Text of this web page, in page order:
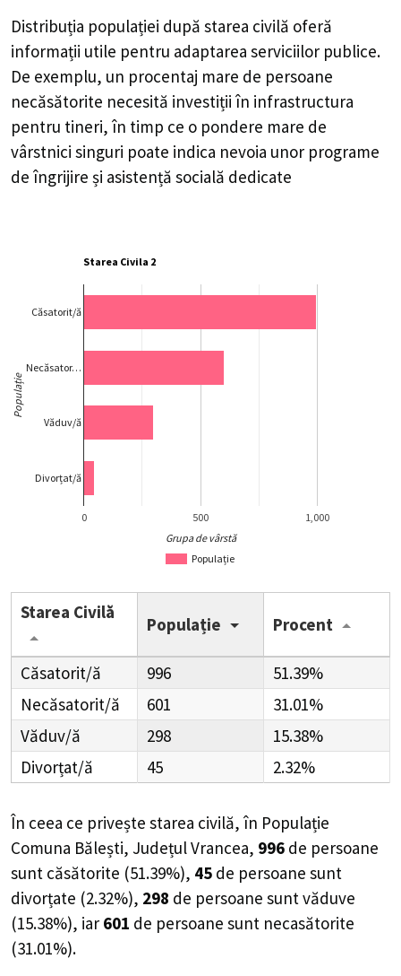
Distribuția populației după starea civilă oferă
informații utile pentru adaptarea serviciilor publice.
De exemplu, un procentaj mare de persoane
necăsătorite necesită investiții în infrastructura
pentru tineri, în timp ce o pondere mare de
vârstnici singuri poate indica nevoia unor programe
de îngrijire și asistență socială dedicate
Starea Civila 2
Populație
0 500 1,000
Căsatorit/ă
Necăsator…
Văduv/ă
Divorțat/ă
Grupa de vârstă
Populație
Starea Civilă
Populație Procent
Căsatorit/ă 996
51.39%
Necăsatorit/ă
601
31.01%
Văduv/ă
298
15.38%
Divorțat/ă
45 2.32%
În ceea ce privește starea civilă, în Populație
Comuna Bălești, Județul Vrancea, 996 de persoane
sunt căsătorite (51.39%), 45 de persoane sunt
divorțate (2.32%), 298 de persoane sunt văduve
(15.38%), iar 601 de persoane sunt necasătorite
(31.01%).